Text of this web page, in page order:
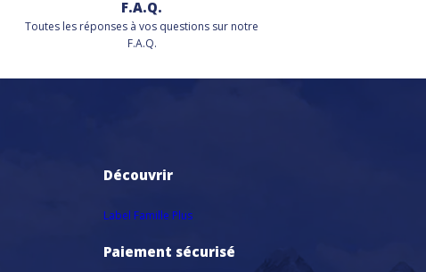
F.A.Q.
Toutes les réponses à vos questions sur notre
F.A.Q.
Découvrir
Label Famille Plus
Paiement sécurisé